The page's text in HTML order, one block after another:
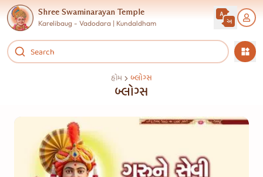
Shree Swaminarayan Temple
Karelibaug - Vadodara | Kundaldham
હોમ બ્લોગ્સ
બ્લોગ્સ